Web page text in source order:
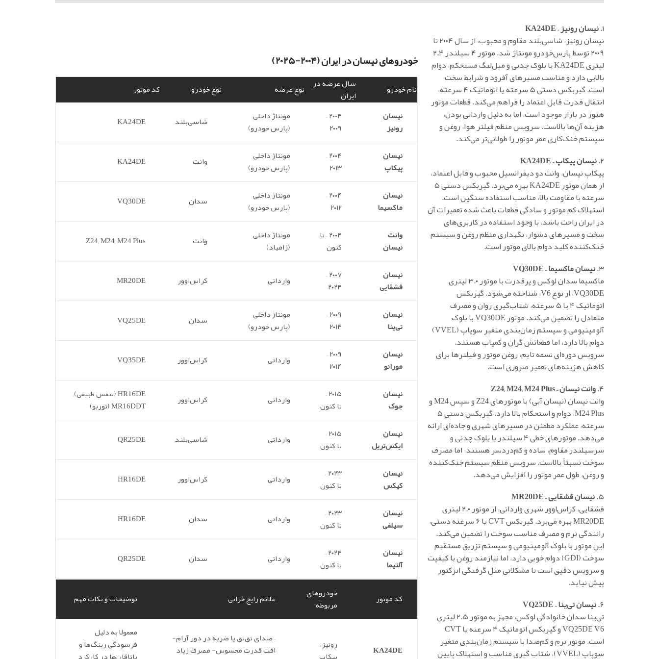
۱. نیسان رونیز – KA24DE
نیسان رونیز، شاسی‌بلند مقاوم و محبوب، از سال ۲۰۰۴ تا
۲۰۰۹ توسط پارس‌خودرو مونتاژ شد. موتور ۴ سیلندر ۲.۴
لیتری KA24DE با بلوک چدنی و میل‌لنگ مستحکم، دوام
بالایی دارد و مناسب مسیرهای آفرود و شرایط سخت
است. گیربکس دستی ۵ سرعته یا اتوماتیک ۴ سرعته،
انتقال قدرت قابل اعتماد را فراهم می‌کند. قطعات موتور
هنوز در بازار موجود است، اما به دلیل وارداتی بودن،
هزینه آن‌ها بالاست. سرویس منظم فیلتر هوا، روغن و
سیستم خنک‌کاری عمر موتور را طولانی‌تر می‌کند.
۲. نیسان پیکاپ – KA24DE
پیکاپ نیسان، وانت دو دیفرانسیل محبوب و قابل اعتماد،
از همان موتور KA24DE بهره می‌برد. گیربکس دستی ۵
سرعته با مقاومت بالا، مناسب استفاده سنگین است.
استهلاک کم موتور و سادگی قطعات باعث شده تعمیرات آن
در ایران راحت باشد. با وجود استفاده در کاربری‌های
سخت و مسیرهای دشوار، نگهداری منظم روغن و سیستم
خنک‌کننده کلید دوام بالای موتور است.
۳. نیسان ماکسیما – VQ30DE
ماکسیما سدان لوکس و پرقدرت با موتور ۳.۰ لیتری
VQ30DE، از نوع V6، شناخته می‌شود. گیربکس
اتوماتیک ۴ یا ۵ سرعته، شتاب‌گیری روان و مصرف
متعادل را تضمین می‌کند. موتور VQ30DE با بلوک
آلومینیومی و سیستم زمان‌بندی متغیر سوپاپ (VVEL)
دوام بالا دارد، اما قطعاتش گران و کمیاب هستند.
سرویس دوره‌ای تسمه تایم، روغن موتور و فیلترها برای
کاهش هزینه‌های تعمیر ضروری است.
۴. وانت نیسان – Z24, M24, M24 Plus
وانت نیسان (نیسان آبی) با موتورهای Z24 و سپس M24 و
M24 Plus، دوام و استحکام بالا دارد. گیربکس دستی ۵
سرعته، عملکرد مطمئن در مسیرهای شهری و جاده‌ای ارائه
می‌دهد. موتورهای خطی ۴ سیلندر با بلوک چدنی و
سرسیلندر مقاوم، ساده و کم‌دردسر هستند، اما مصرف
سوخت نسبتاً بالاست. سرویس منظم سیستم خنک‌کننده
و روغن، طول عمر موتور را افزایش می‌دهد.
۵. نیسان قشقایی – MR20DE
قشقایی، کراس‌اوور شهری وارداتی، از موتور ۲.۰ لیتری
MR20DE بهره می‌برد. گیربکس CVT یا ۶ سرعته دستی،
رانندگی نرم و مصرف مناسب سوخت را تضمین می‌کند.
این موتور با بلوک آلومینیومی و سیستم تزریق مستقیم
سوخت (GDI) دوام خوبی دارد، اما نیازمند روغن با کیفیت
و سرویس دقیق است تا مشکلاتی مثل گرفتگی انژکتور
پیش نیاید.
۶. نیسان تی‌ینا – VQ25DE
تی‌ینا سدان خانوادگی لوکس، مجهز به موتور ۲.۵ لیتری
VQ25DE V6 و گیربکس اتوماتیک ۴ سرعته یا CVT
است. موتور نرم و کم‌صدا با سیستم زمان‌بندی متغیر
سوپاپ (VVEL)، شتاب گیری مناسب و استهلاک پایین
خودروهای نیسان در ایران (۲۰۰۴-۲۰۲۵)
نام خودرو
سال عرضه در
ایران
نوع عرضه نوع خودرو
کد موتور
نیسان
رونیز
۲۰۰۴ –
۲۰۰۹
مونتاژ داخلی
(پارس خودرو)
شاسی‌بلند KA24DE
نیسان
پیکاپ
۲۰۰۴ –
۲۰۱۳
مونتاژ داخلی
(پارس خودرو)
وانت KA24DE
نیسان
ماکسیما
۲۰۰۴ –
۲۰۱۲
مونتاژ داخلی
(پارس خودرو)
سدان VQ30DE
وانت
نیسان
۲۰۰۴ – تا
کنون
مونتاژ داخلی
(زامیاد)
وانت Z24, M24, M24 Plus
نیسان
قشقایی
۲۰۰۷ –
۲۰۲۴
وارداتی کراس‌اوور MR20DE
نیسان
تی‌ینا
۲۰۰۹ –
۲۰۱۴
مونتاژ داخلی
(پارس خودرو)
سدان VQ25DE
نیسان
مورانو
۲۰۰۹ –
۲۰۱۴
وارداتی کراس‌اوور VQ35DE
نیسان
جوک
۲۰۱۵ –
تا کنون
وارداتی کراس‌اوور
HR16DE (تنفس طبیعی),
MR16DDT (توربو)
نیسان
ایکس‌تریل
۲۰۱۵ –
تا کنون
وارداتی شاسی‌بلند QR25DE
نیسان
کیکس
۲۰۲۳ –
تا کنون
وارداتی کراس‌اوور HR16DE
نیسان
سیلفی
۲۰۲۳ –
تا کنون
وارداتی سدان HR16DE
نیسان
آلتیما
۲۰۲۴ –
تا کنون
وارداتی سدان QR25DE
کد موتور
خودروهای
مربوطه
علائم رایج خرابی توضیحات و نکات مهم
KA24DE
رونیز،
– صدای تق‌تق یا ضربه در دور آرام-
افت قدرت محسوس- مصرف زیاد
معمولا به دلیل
فرسودگی رینگ‌ها و